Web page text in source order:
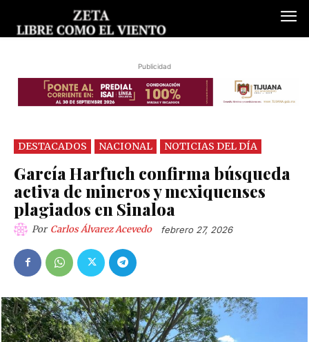
Publicidad
DESTACADOS NACIONAL NOTICIAS DEL DÍA
García Harfuch confirma búsqueda
activa de mineros y mexiquenses
plagiados en Sinaloa
Por Carlos Álvarez Acevedo febrero 27, 2026